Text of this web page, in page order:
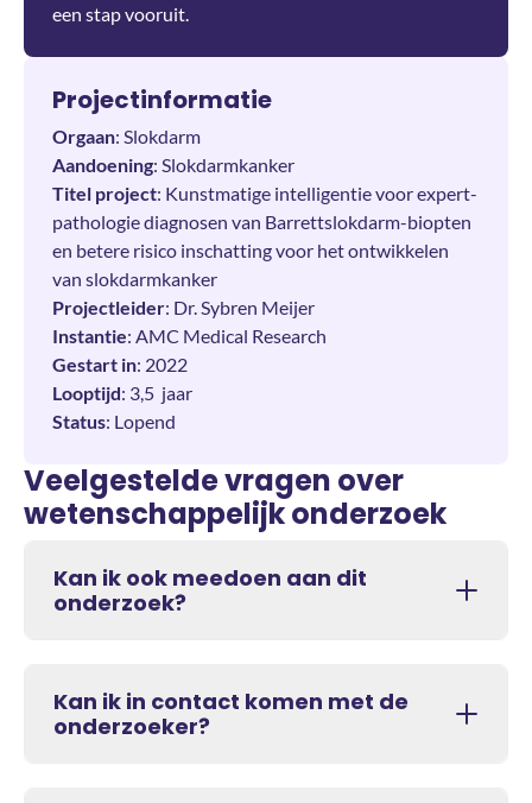
een stap vooruit.
Projectinformatie
Orgaan: Slokdarm
Aandoening: Slokdarmkanker
Titel project: Kunstmatige intelligentie voor expert-
pathologie diagnosen van Barrettslokdarm-biopten
en betere risico inschatting voor het ontwikkelen
van slokdarmkanker
Projectleider: Dr. Sybren Meijer
Instantie: AMC Medical Research
Gestart in: 2022
Looptijd: 3,5 jaar
Status: Lopend
Veelgestelde vragen over
wetenschappelijk onderzoek
Kan ik ook meedoen aan dit
onderzoek?
Kan ik in contact komen met de
onderzoeker?